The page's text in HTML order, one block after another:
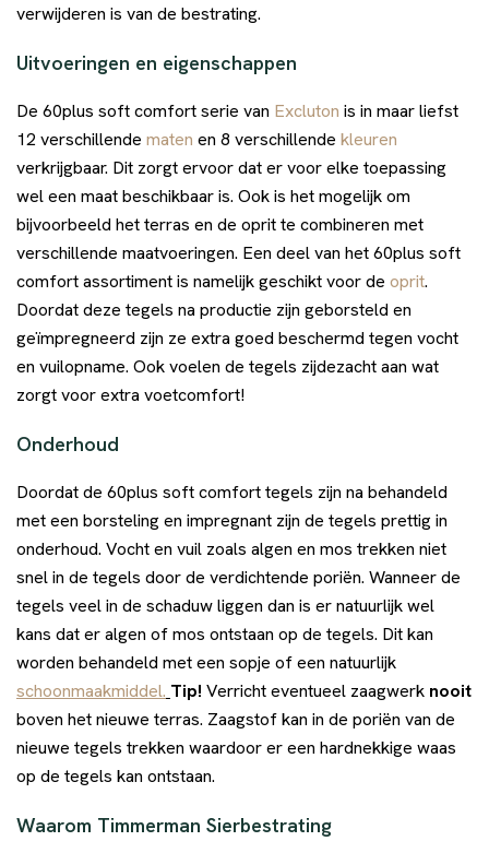
verwijderen is van de bestrating.
Uitvoeringen en eigenschappen
De 60plus soft comfort serie van Excluton is in maar liefst
12 verschillende maten en 8 verschillende kleuren
verkrijgbaar. Dit zorgt ervoor dat er voor elke toepassing
wel een maat beschikbaar is. Ook is het mogelijk om
bijvoorbeeld het terras en de oprit te combineren met
verschillende maatvoeringen. Een deel van het 60plus soft
comfort assortiment is namelijk geschikt voor de oprit.
Doordat deze tegels na productie zijn geborsteld en
geïmpregneerd zijn ze extra goed beschermd tegen vocht
en vuilopname. Ook voelen de tegels zijdezacht aan wat
zorgt voor extra voetcomfort!
Onderhoud
Doordat de 60plus soft comfort tegels zijn na behandeld
met een borsteling en impregnant zijn de tegels prettig in
onderhoud. Vocht en vuil zoals algen en mos trekken niet
snel in de tegels door de verdichtende poriën. Wanneer de
tegels veel in de schaduw liggen dan is er natuurlijk wel
kans dat er algen of mos ontstaan op de tegels. Dit kan
worden behandeld met een sopje of een natuurlijk
schoonmaakmiddel. Tip! Verricht eventueel zaagwerk nooit
boven het nieuwe terras. Zaagstof kan in de poriën van de
nieuwe tegels trekken waardoor er een hardnekkige waas
op de tegels kan ontstaan.
Waarom Timmerman Sierbestrating